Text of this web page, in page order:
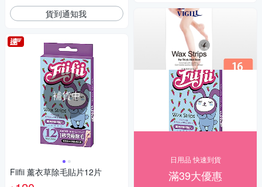
貨到通知我
補貨中
Fiifii 薰衣草除毛貼片12片
日用品 快速到貨
滿39大優惠